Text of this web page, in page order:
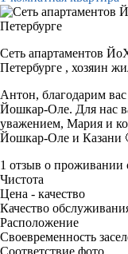
Сеть апартаментов
Петербурге , хозяин
Антон, благодарим
Йошкар-Оле. Для нас
уважением, Мария и
Йошкар-Оле и Казани
1 отзыв о проживании
Чистота
Цена - качество
Качество
Расположение
Своевременность
Соответствие фото